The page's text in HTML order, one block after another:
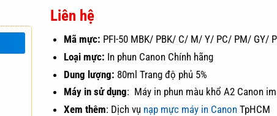
Liên hệ
Mã mực: PFI-50 MBK/ PBK/ C/ M/ Y/ PC/ PM/ GY/
Loại mực: In phun Canon Chính hãng
Dung lượng: 80ml Trang độ phủ 5%
Máy in sử dụng: Máy in phun màu khổ A2 Canon
Xem thêm: Dịch vụ nạp mực máy in Canon TpHCM